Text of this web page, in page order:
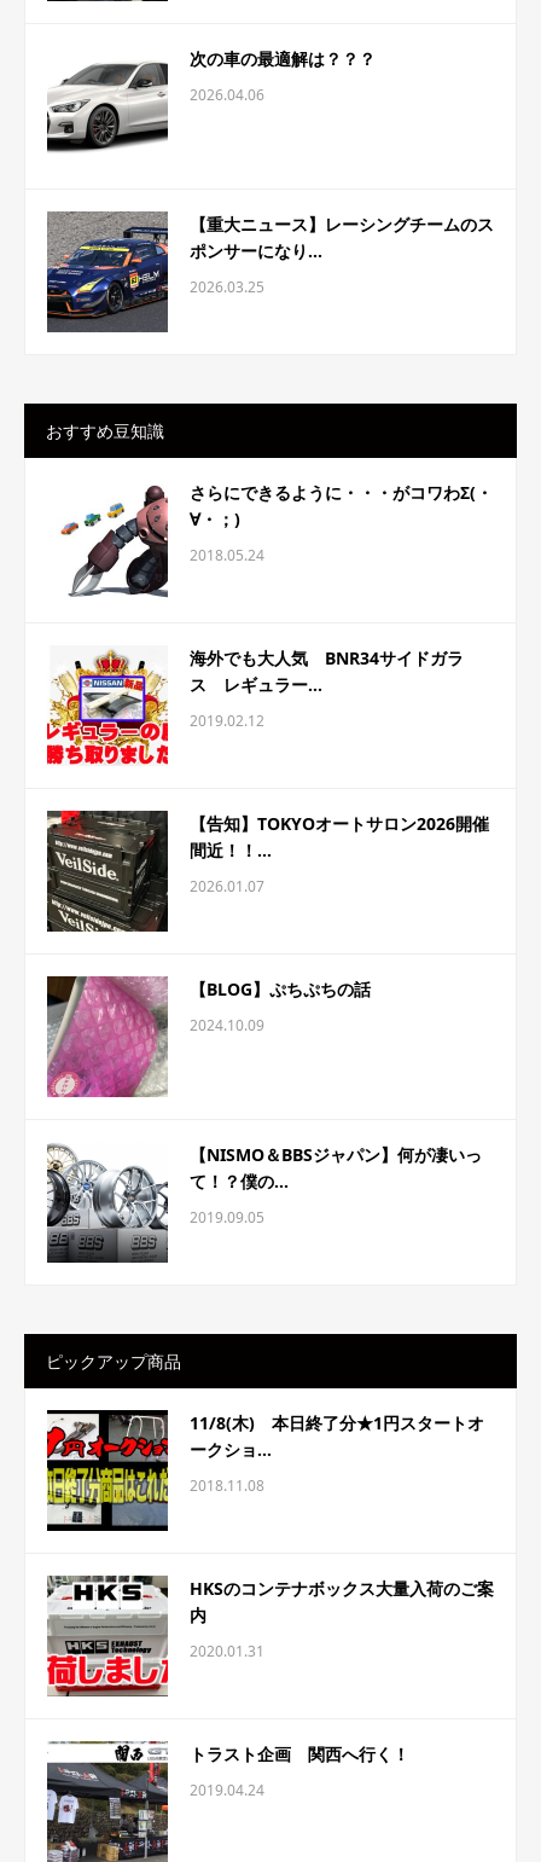
次の車の最適解は？？？
2026.04.06
【重大ニュース】レーシングチームのス
ポンサーになり...
2026.03.25
おすすめ豆知識
さらにできるように・・・がコワわΣ(・
∀・；)
2018.05.24
海外でも大人気 BNR34サイドガラ
ス レギュラー...
2019.02.12
【告知】TOKYOオートサロン2026開催
間近！！...
2026.01.07
【BLOG】ぷちぷちの話
2024.10.09
【NISMO＆BBSジャパン】何が凄いっ
て！？僕の...
2019.09.05
ピックアップ商品
11/8(木) 本日終了分★1円スタートオ
ークショ...
2018.11.08
HKSのコンテナボックス大量入荷のご案
内
2020.01.31
トラスト企画 関西へ行く！
2019.04.24